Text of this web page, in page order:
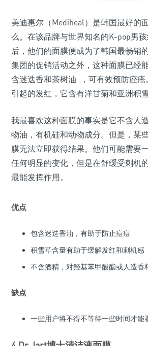
美迪惠尔（Mediheal）是韩国最好的
么。在该品牌与世界知名的K-pop男
后，他们的面膜便成为了韩国最畅销
集团的促销活动之外，这种面膜已经
含迷迭香和茶树油 ，可有效预防痤
引起的发红，它含有洋甘菊和亚洲积雪
我最喜欢这种面膜的事实是它不含人
物油，有机硅和动物成分。但是，某
膜无法立即获得结果。他们可能需要
任何明显的变化，但是在舒缓受刺机
最能发挥作用。
优点
包含迷迭香油，有助于防止痘痘
积雪草含量有助于缓解发红和刺机感
不含酒精，对羟基苯甲酸酯或人造香
缺点
一些用户将不得不等待一些时间才能